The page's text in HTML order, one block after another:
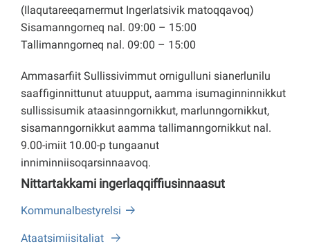
(Ilaqutareeqarnermut Ingerlatsivik matoqqavoq)
Sisamanngorneq nal. 09:00 – 15:00
Tallimanngorneq nal. 09:00 – 15:00
Ammasarfiit Sullissivimmut ornigulluni sianerlunilu
saaffiginnittunut atuupput, aamma isumaginninnikkut
sullissisumik ataasinngornikkut, marlunngornikkut,
sisamanngornikkut aamma tallimanngornikkut nal.
9.00-imiit 10.00-p tungaanut
inniminniisoqarsinnaavoq.
Nittartakkami ingerlaqqiffiusinnaasut
Kommunalbestyrelsi
Ataatsimiisitaliat